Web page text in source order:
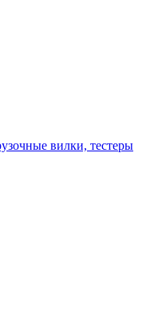
вилки, тестеры